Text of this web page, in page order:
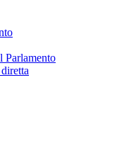
Parlamento